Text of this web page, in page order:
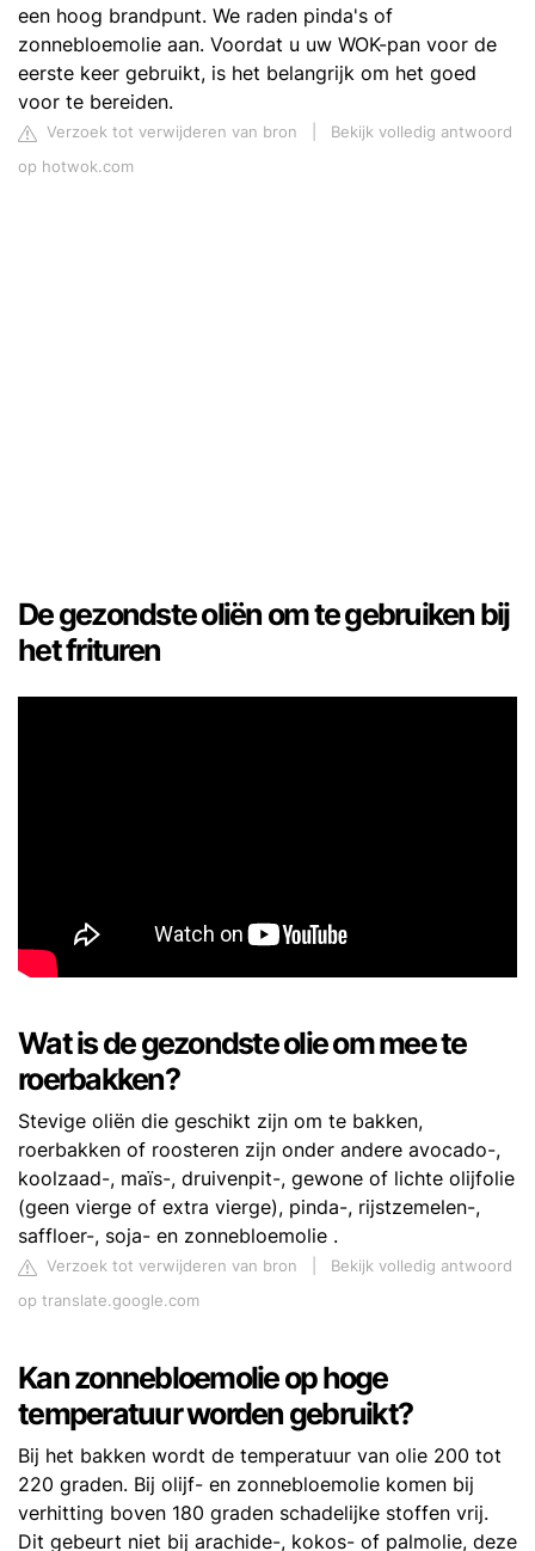
een hoog brandpunt. We raden pinda's of
zonnebloemolie aan. Voordat u uw WOK-pan voor de
eerste keer gebruikt, is het belangrijk om het goed
voor te bereiden.
Verzoek tot verwijderen van bron
Bekijk volledig antwoord
op hotwok.com
De gezondste oliën om te gebruiken bij
het frituren
Wat is de gezondste olie om mee te
roerbakken?
Stevige oliën die geschikt zijn om te bakken,
roerbakken of roosteren zijn onder andere avocado-,
koolzaad-, maïs-, druivenpit-, gewone of lichte olijfolie
(geen vierge of extra vierge), pinda-, rijstzemelen-,
saffloer-, soja- en zonnebloemolie .
Verzoek tot verwijderen van bron
Bekijk volledig antwoord
op translate.google.com
Kan zonnebloemolie op hoge
temperatuur worden gebruikt?
Bij het bakken wordt de temperatuur van olie 200 tot
220 graden. Bij olijf- en zonnebloemolie komen bij
verhitting boven 180 graden schadelijke stoffen vrij.
Dit gebeurt niet bij arachide-, kokos- of palmolie, deze